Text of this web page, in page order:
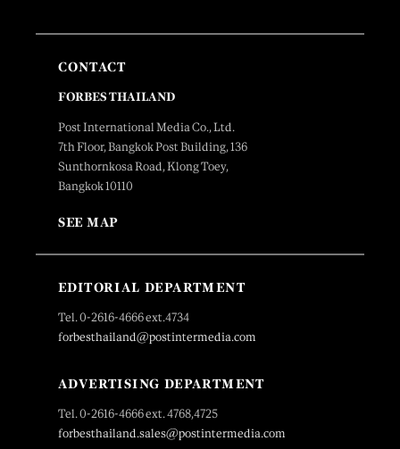
CONTACT
FORBES THAILAND
Post International Media Co., Ltd.
7th Floor, Bangkok Post Building, 136
Sunthornkosa Road, Klong Toey,
Bangkok 10110
SEE MAP
EDITORIAL DEPARTMENT
Tel. 0-2616-4666 ext.4734
forbesthailand@postintermedia.com
ADVERTISING DEPARTMENT
Tel. 0-2616-4666 ext. 4768,4725
forbesthailand.sales@postintermedia.com